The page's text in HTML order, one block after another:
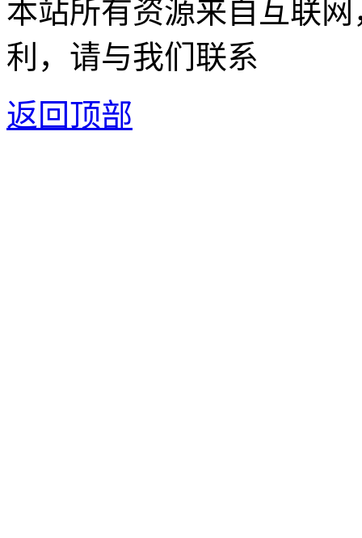
本站所有资源来自互联
利，请与我们联系
返回顶部